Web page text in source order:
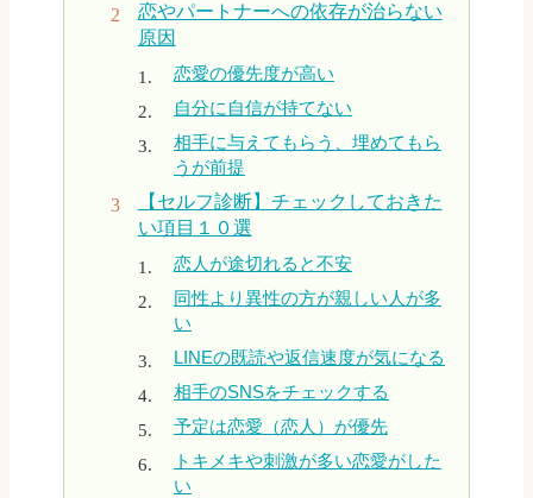
【マッチングアプリ攻略編】記事一覧
恋やパートナーへの依存が治らない
原因
恋愛の優先度が高い
自分に自信が持てない
相手に与えてもらう、埋めてもら
うが前提
【セルフ診断】チェックしておきた
い項目１０選
恋人が途切れると不安
同性より異性の方が親しい人が多
い
LINEの既読や返信速度が気になる
相手のSNSをチェックする
予定は恋愛（恋人）が優先
トキメキや刺激が多い恋愛がした
い